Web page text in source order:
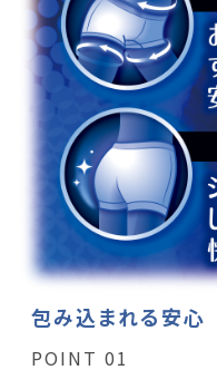
包み込まれる安心
POINT 01